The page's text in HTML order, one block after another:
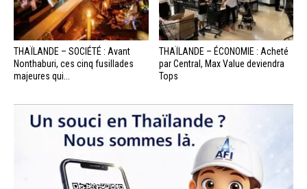
THAÏLANDE – SOCIÉTÉ : Avant
Nonthaburi, ces cinq fusillades
majeures qui...
THAÏLANDE – ÉCONOMIE : Acheté
par Central, Max Value deviendra
Tops